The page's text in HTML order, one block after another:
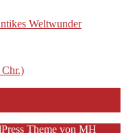
Weltwunder
Chr.)
Theme von MH